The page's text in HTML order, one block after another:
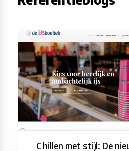
Chillen met stijl: De